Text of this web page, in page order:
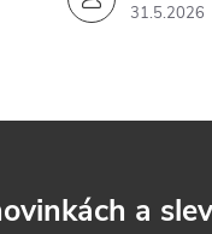
31.5.2026
a